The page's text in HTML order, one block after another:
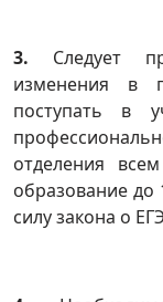
3. Следует
изменения в
поступать в
отделения
образование до
силу закона о